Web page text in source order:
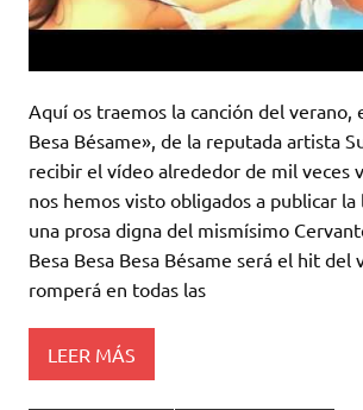
Aquí os traemos la canción del verano,
Besa Bésame», de la reputada artista
recibir el vídeo alrededor de mil veces
nos hemos visto obligados a publicar
una prosa digna del mismísimo
Besa Besa Besa Bésame será el hit del
romperá en todas las
LEER MÁS